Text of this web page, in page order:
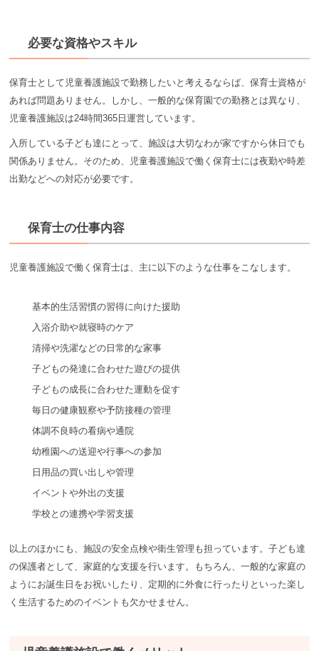
必要な資格やスキル
保育士として児童養護施設で勤務したいと考えるならば、保育士資格が
あれば問題ありません。しかし、一般的な保育園での勤務とは異なり、
児童養護施設は24時間365日運営しています。
入所している子ども達にとって、施設は大切なわが家ですから休日でも
関係ありません。そのため、児童養護施設で働く保育士には夜勤や時差
出勤などへの対応が必要です。
保育士の仕事内容
児童養護施設で働く保育士は、主に以下のような仕事をこなします。
基本的生活習慣の習得に向けた援助
入浴介助や就寝時のケア
清掃や洗濯などの日常的な家事
子どもの発達に合わせた遊びの提供
子どもの成長に合わせた運動を促す
毎日の健康観察や予防接種の管理
体調不良時の看病や通院
幼稚園への送迎や行事への参加
日用品の買い出しや管理
イベントや外出の支援
学校との連携や学習支援
以上のほかにも、施設の安全点検や衛生管理も担っています。子ども達
の保護者として、家庭的な支援を行います。もちろん、一般的な家庭の
ようにお誕生日をお祝いしたり、定期的に外食に行ったりといった楽し
く生活するためのイベントも欠かせません。